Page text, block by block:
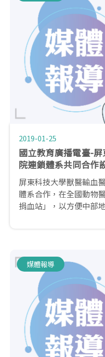
2019-01-25
國立教育廣播電臺-
院連鎖體系共同合作
屏東科技大學獸醫輸血
體系合作，在全國動物
捐血站」，以方便中部
媒體報導